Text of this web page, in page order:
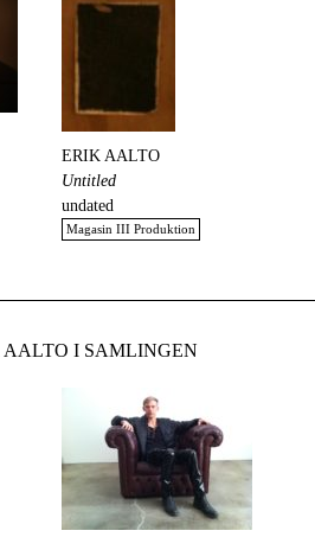
ERIK AALTO
Untitled
undated
Magasin III Produktion
I SAMLINGEN